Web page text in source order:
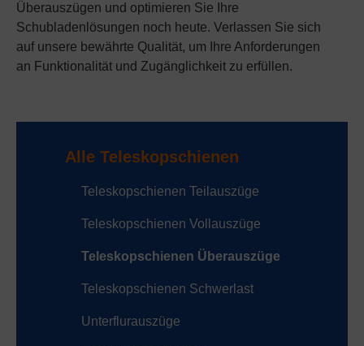
Überauszügen und optimieren Sie Ihre
Schubladenlösungen noch heute. Verlassen Sie sich
auf unsere bewährte Qualität, um Ihre Anforderungen
an Funktionalität und Zugänglichkeit zu erfüllen.
Alle Teleskopschienen
Teleskopschienen Teilauszüge
Teleskopschienen Vollauszüge
Teleskopschienen Überauszüge
Teleskopschienen Schwerlast
Unterflurauszüge